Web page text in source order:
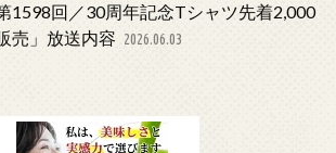
1598回／30周年記念Tシャツ先着2,000
売」放送内容 2026.06.03